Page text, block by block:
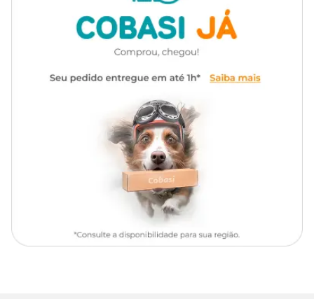
Farelo de soja, farinha de lula, farinha de peixe, fécula de mandioca,
farinha de milho, Gammarus, óleo de soja refinado, farinha de
minhoca, leveduras, fonte de nucleotídeos (2 %), spirulina
desidratada, premix vitamínico mineral, proteína texturizada de
soja, corante natural urucum, premix mineral, aditivo prebiótico
Propilgalato, ácido cítrico, BHA, BHT), aditivo enzimático (0,05 %).
Na Cobasi, você encontra a Ração para Peixes Carnívoros Alcon
especial e excelentes ofertas.